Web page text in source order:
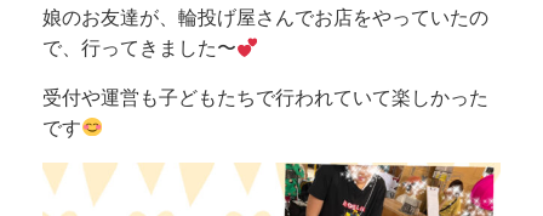
娘のお友達が、輪投げ屋さんでお店をやっていたの
で、行ってきました〜
受付や運営も子どもたちで行われていて楽しかった
です